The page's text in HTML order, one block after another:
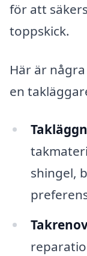
för att
toppskick.
Här är
en
shingel,